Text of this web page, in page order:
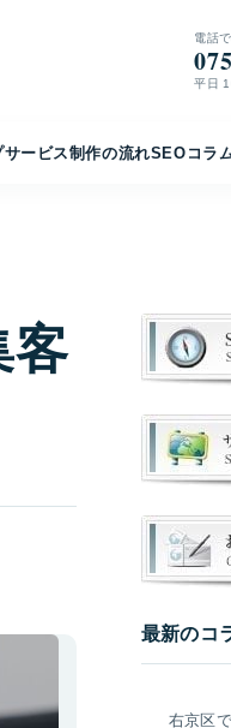
電話
平日
サービス制作の流れSEO コラ
客
最新のコ
右京区